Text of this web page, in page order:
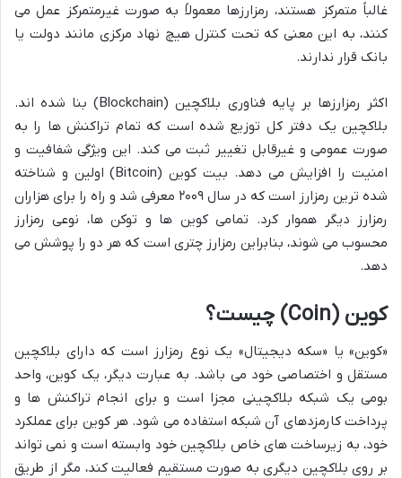
غالباً متمرکز هستند، رمزارزها معمولاً به صورت غیرمتمرکز عمل می
کنند، به این معنی که تحت کنترل هیچ نهاد مرکزی مانند دولت یا
بانک قرار ندارند.
اکثر رمزارزها بر پایه فناوری بلاکچین (Blockchain) بنا شده اند.
بلاکچین یک دفتر کل توزیع شده است که تمام تراکنش ها را به
صورت عمومی و غیرقابل تغییر ثبت می کند. این ویژگی شفافیت و
امنیت را افزایش می دهد. بیت کوین (Bitcoin) اولین و شناخته
شده ترین رمزارز است که در سال ۲۰۰۹ معرفی شد و راه را برای هزاران
رمزارز دیگر هموار کرد. تمامی کوین ها و توکن ها، نوعی رمزارز
محسوب می شوند، بنابراین رمزارز چتری است که هر دو را پوشش می
دهد.
کوین (Coin) چیست؟
«کوین» یا «سکه دیجیتال» یک نوع رمزارز است که دارای بلاکچین
مستقل و اختصاصی خود می باشد. به عبارت دیگر، یک کوین، واحد
بومی یک شبکه بلاکچینی مجزا است و برای انجام تراکنش ها و
پرداخت کارمزدهای آن شبکه استفاده می شود. هر کوین برای عملکرد
خود، به زیرساخت های خاص بلاکچین خود وابسته است و نمی تواند
بر روی بلاکچین دیگری به صورت مستقیم فعالیت کند، مگر از طریق